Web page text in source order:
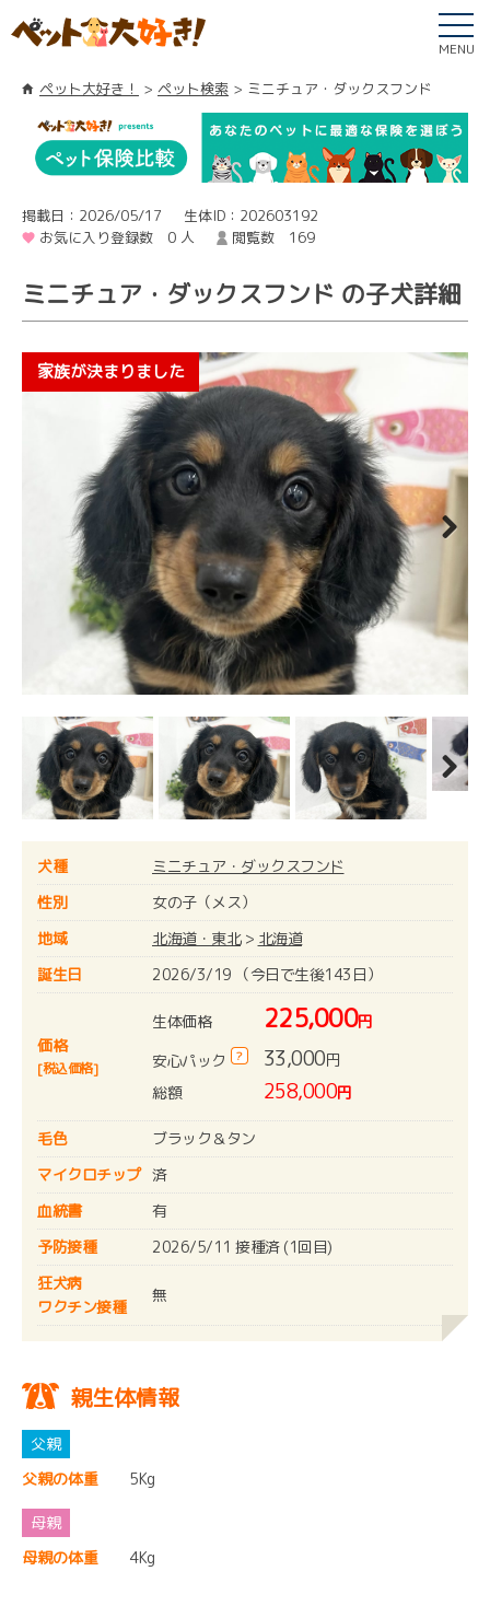
MENU
ペット大好き！ ペット検索 ミニチュア・ダックスフンド
掲載日：2026/05/17
生体ID：202603192
お気に入り登録数 0 人
閲覧数 169
ミニチュア・ダックスフンド の子犬詳細
犬種
ミニチュア・ダックスフンド
性別
女の子（メス）
地域
北海道・東北> 北海道
誕生日
2026/3/19 （今日で生後143日）
価格
[税込価格]
生体価格 225,000円
安心パック
? 33,000円
総額
258,000円
毛色
ブラック＆タン
マイクロチップ 済
血統書
有
予防接種
2026/5/11 接種済 (1回目)
狂犬病
ワクチン接種
無
親生体情報
父親の体重 5Kg
母親の体重 4Kg